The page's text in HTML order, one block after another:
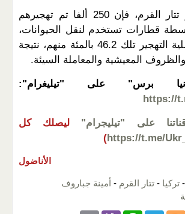
وبحسب مصادر تتار القرم، فإن 250 ألفا تم تهجيرهم
بواسطة قطارات تستخدم لنقل الحيوانات،
وقضى خلال عملية التهجير تلك 46.2 بالمئة منهم، نتيجة
المعيشية والمعاملة السيئة.
برس" على "تيليغرام":
https://
على "تيليجرام"
ليصلك كل
https://t.me/
)
الأناضول
- تركيا - تتار القرم - أمينة جباروف